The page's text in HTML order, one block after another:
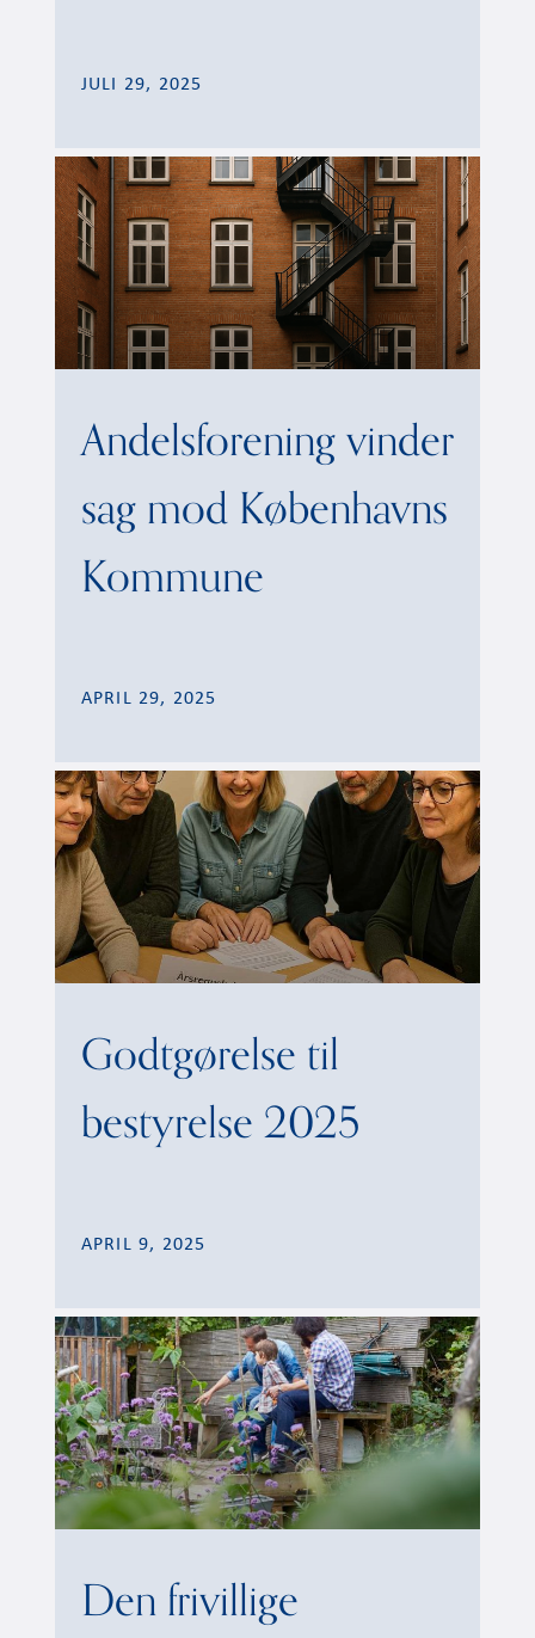
JULI 29, 2025
Andelsforening vinder
sag mod Københavns
Kommune
APRIL 29, 2025
Godtgørelse til
bestyrelse 2025
APRIL 9, 2025
Den frivillige